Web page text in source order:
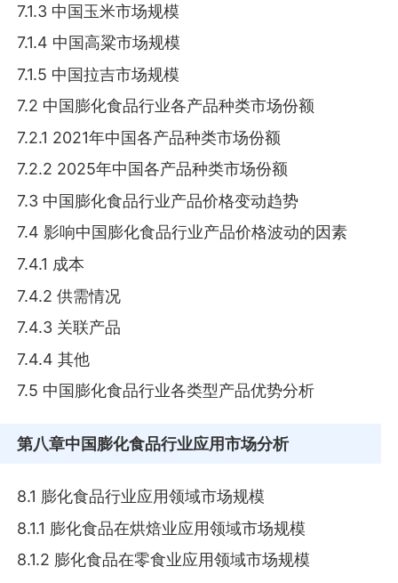
7.1.3 中国玉米市场规模
7.1.4 中国高粱市场规模
7.1.5 中国拉吉市场规模
7.2 中国膨化食品行业各产品种类市场份额
7.2.1 2021年中国各产品种类市场份额
7.2.2 2025年中国各产品种类市场份额
7.3 中国膨化食品行业产品价格变动趋势
7.4 影响中国膨化食品行业产品价格波动的因素
7.4.1 成本
7.4.2 供需情况
7.4.3 关联产品
7.4.4 其他
7.5 中国膨化食品行业各类型产品优势分析
第八章中国膨化食品行业应用市场分析
8.1 膨化食品行业应用领域市场规模
8.1.1 膨化食品在烘焙业应用领域市场规模
8.1.2 膨化食品在零食业应用领域市场规模